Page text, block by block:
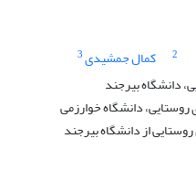
2 کمال جمشیدی3
دانشگاه بیرجند
روستایی، دانشگاه خوارزمی
از دانشگاه بیرجند